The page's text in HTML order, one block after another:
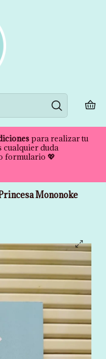
para realizar tu
cualquier duda
formulario 💖
Mononoke